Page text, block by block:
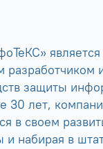
разработчиком
защиты
30 лет,
в своем
и набирая в